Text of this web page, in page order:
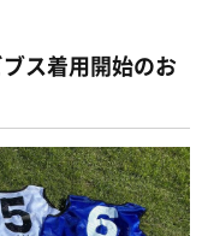
ス着用開始のお